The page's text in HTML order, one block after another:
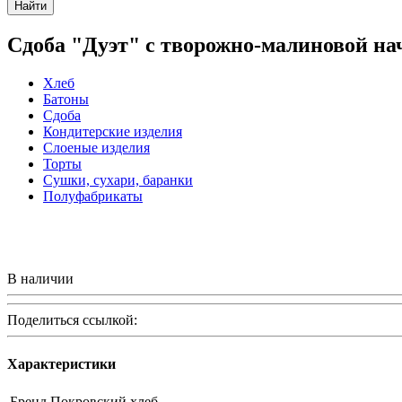
Найти
Сдоба "Дуэт" с творожно-малиновой
Хлеб
Батоны
Сдоба
Кондитерские изделия
Слоеные изделия
Торты
Сушки, сухари, баранки
Полуфабрикаты
В наличии
Поделиться ссылкой:
Характеристики